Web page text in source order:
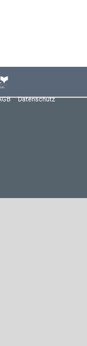
Datenschutz